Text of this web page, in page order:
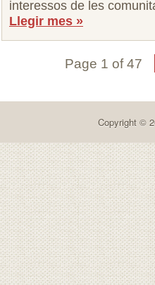
interessos de les
Llegir mes »
Page 1 of 47
Copyright ©